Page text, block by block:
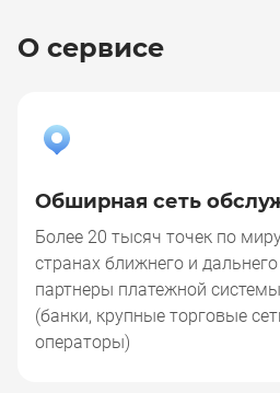
О сервисе
Обширная сеть
Более 20 тысяч точек по
странах ближнего и
партнеры платежной
(банки, крупные торговые
операторы)